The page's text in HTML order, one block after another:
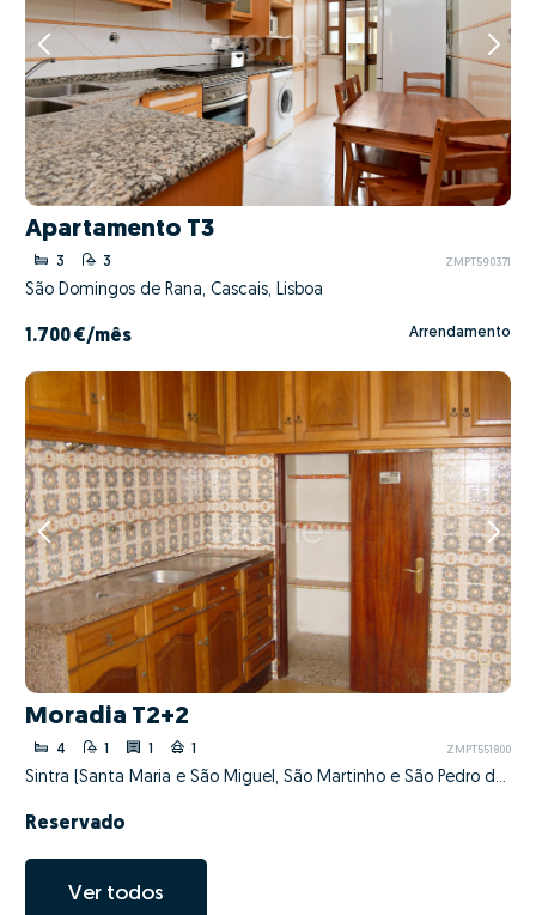
Apartamento T3
3 3 ZMPT590371
São Domingos de Rana, Cascais, Lisboa
1.700 €/mês Arrendamento
Moradia T2+2
4 1 1 1 ZMPT551800
Sintra (Santa Maria e São Miguel, São Martinho e São Pedro de Penaferrim), Sintra, Lisboa
Reservado
Ver todos